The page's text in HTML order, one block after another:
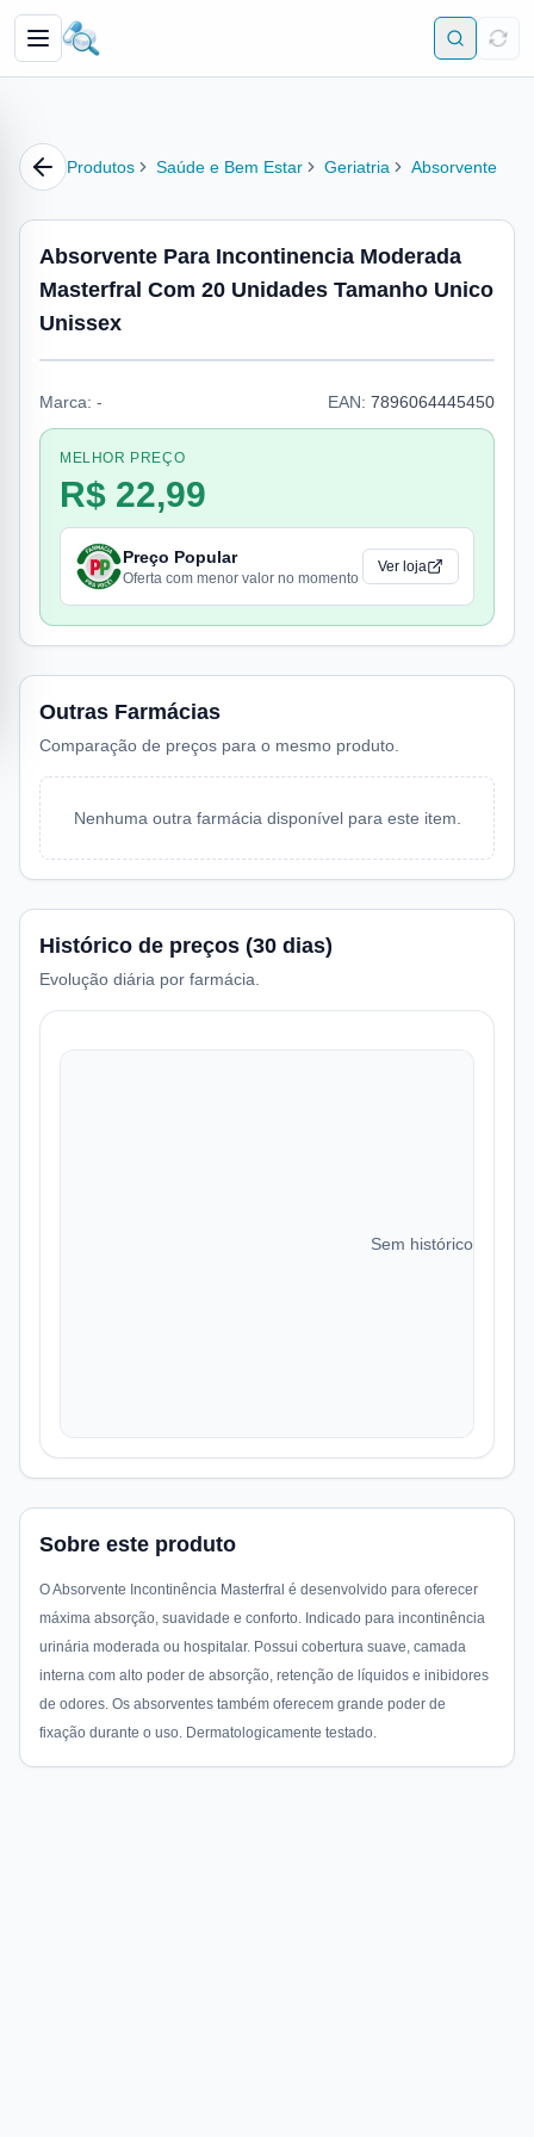
Produtos Saúde e Bem Estar Geriatria Absorvente
Absorvente Para Incontinencia Moderada
Masterfral Com 20 Unidades Tamanho Unico
Unissex
Marca: - EAN: 7896064445450
MELHOR PREÇO
R$ 22,99
Preço Popular
Oferta com menor valor no momento
Ver loja
Outras Farmácias
Comparação de preços para o mesmo produto.
Nenhuma outra farmácia disponível para este item.
Histórico de preços (30 dias)
Evolução diária por farmácia.
Sem histórico de
Sobre este produto
O Absorvente Incontinência Masterfral é desenvolvido para oferecer
máxima absorção, suavidade e conforto. Indicado para incontinência
urinária moderada ou hospitalar. Possui cobertura suave, camada
interna com alto poder de absorção, retenção de líquidos e inibidores
de odores. Os absorventes também oferecem grande poder de
fixação durante o uso. Dermatologicamente testado.